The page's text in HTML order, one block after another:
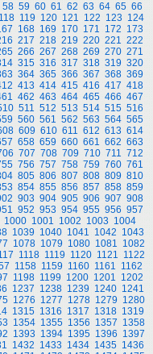
58 59 60 61 62 63 64 65 66
118 119 120 121 122 123 124
168 169 170 171 172 173
217 218 219 220 221 222
266 267 268 269 270 271
315 316 317 318 319 320
364 365 366 367 368 369
413 414 415 416 417 418
462 463 464 465 466 467
511 512 513 514 515 516
560 561 562 563 564 565
609 610 611 612 613 614
658 659 660 661 662 663
707 708 709 710 711 712
756 757 758 759 760 761
805 806 807 808 809 810
854 855 856 857 858 859
903 904 905 906 907 908
952 953 954 955 956 957
1000 1001 1002 1003 1004
1039 1040 1041 1042 1043
1078 1079 1080 1081 1082
1118 1119 1120 1121 1122
1158 1159 1160 1161 1162
1198 1199 1200 1201 1202
1237 1238 1239 1240 1241
1276 1277 1278 1279 1280
1315 1316 1317 1318 1319
1354 1355 1356 1357 1358
1393 1394 1395 1396 1397
1432 1433 1434 1435 1436